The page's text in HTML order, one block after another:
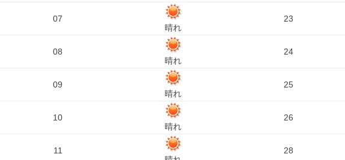
07
晴れ
23
08
晴れ
24
09
晴れ
25
10
晴れ
26
11
28